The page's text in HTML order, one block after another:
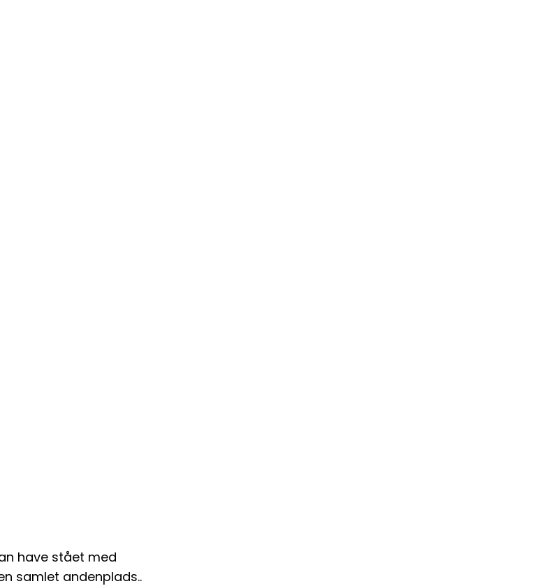
have stået med
samlet andenplads..